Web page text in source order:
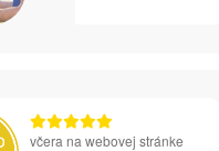
včera na webovej stránke